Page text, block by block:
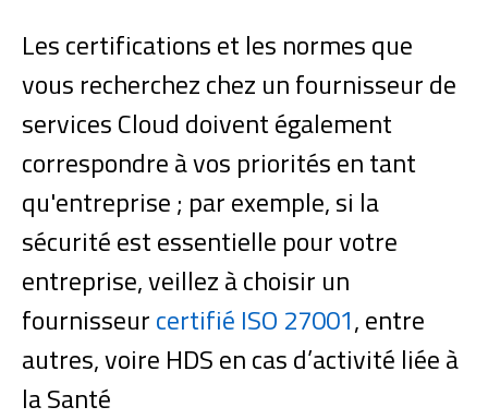
Les certifications et les normes que
vous recherchez chez un fournisseur de
services Cloud doivent également
correspondre à vos priorités en tant
qu'entreprise ; par exemple, si la
sécurité est essentielle pour votre
entreprise, veillez à choisir un
fournisseurcertifié ISO 27001, entre
autres, voire HDS en cas d’activité liée à
la Santé